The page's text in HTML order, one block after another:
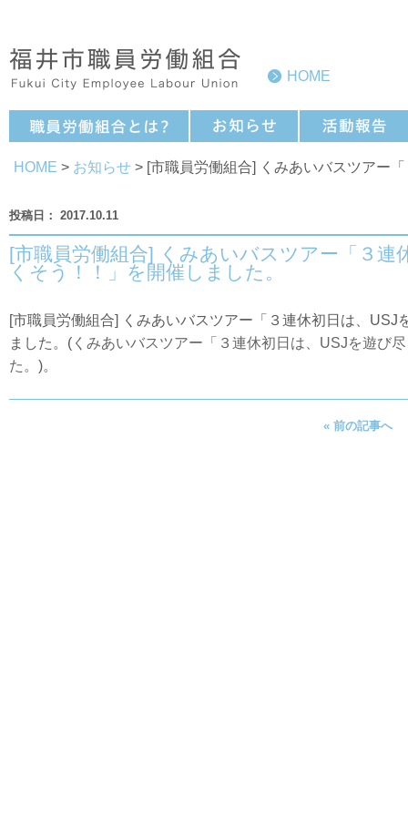
HOME
HOME > お知らせ > [市職員労働組合] くみあいバスツアー
2017.10.11
[市職員労働組合] くみあいバスツアー「３連
くそう！！」を開催しました。
[市職員労働組合] くみあいバスツアー「３連休初日は、USJ
ました。( くみあいバスツアー「３連休初日は、USJを遊び
た。 )。
« 前の記事へ